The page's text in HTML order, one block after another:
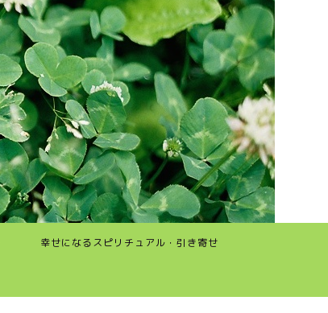
幸せになるスピリチュアル・引き寄せ